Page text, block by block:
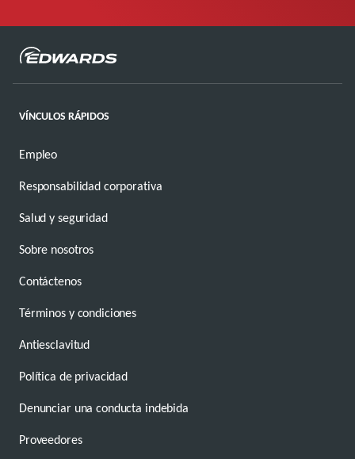
VÍNCULOS RÁPIDOS
Empleo
Responsabilidad corporativa
Salud y seguridad
Sobre nosotros
Contáctenos
Términos y condiciones
Antiesclavitud
Política de privacidad
Denunciar una conducta indebida
Proveedores